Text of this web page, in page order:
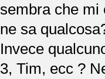
sembra che mi
ne sa
Invece
3, Tim, ecc ?